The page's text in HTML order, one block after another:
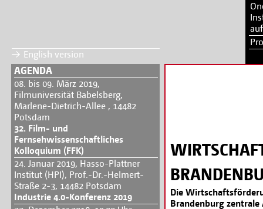
English version
AGENDA
08. bis 09. März 2019,
Filmuniversität Babelsberg,
Marlene-Dietrich-Allee , 14482
Potsdam
32. Film- und
Fernsehwissenschaftliches
Kolloquium (FFK)
24. Januar 2019, Hasso-Plattner
Institut (HPI), Prof.-Dr.-Helmert-
Straße 2-3, 14482 Potsdam
Industrie 4.0-Konferenz 2019
Die
Brandenburg